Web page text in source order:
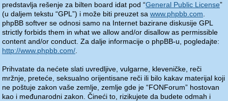
predstavlja rešenje za bilten board idat pod “General Public License”
(u daljem tekstu “GPL”) i može biti preuzet sa www.phpbb.com
phpBB softver se odnosi samo na Internet bazirane diskusije GPL
strictly forbids them in what we allow and/or disallow as permissible
content and/or conduct. Za dalje informacije o phpBB-u, pogledajte:
http://www.phpbb.com/
Prihvatate da nećete slati uvredljive, vulgarne, kleveničke, reči
mržnje, preteće, seksualno orijentisane reči ili bilo kakav materijal koji
ne poštuje zakon vaše zemlje, zemlje gde je “FONForum” hostovan
kao i međunarodni zakon. Čineći to, rizikujete da budete odmah i